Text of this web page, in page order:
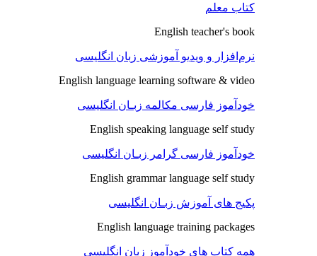
کتاب معلم
English teacher's book
نرم‌افزار و ویدیو آموزشی زبان انگلیسی
English language learning software & video
خودآموز فارسی مکالمه زبـان انگلیسی
English speaking language self study
خودآموز فارسی گرامر زبـان انگلیسی
English grammar language self study
پکیج های آموزش زبـان انگلیسی
English language training packages
همه کتاب های خودآموز زبان انگلیسی